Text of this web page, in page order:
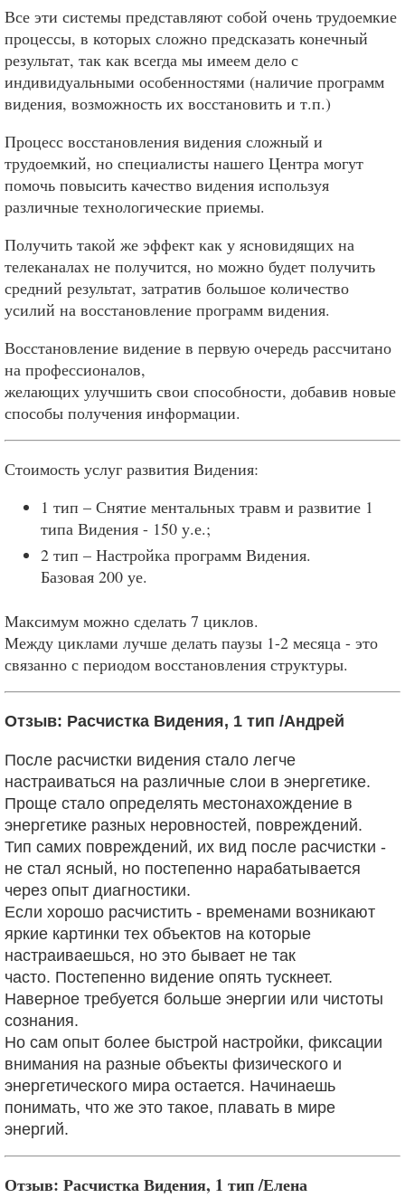
Все эти системы представляют собой очень трудоемкие
процессы, в которых сложно предсказать конечный
результат, так как всегда мы имеем дело с
индивидуальными особенностями (наличие программ
видения, возможность их восстановить и т.п.)
Процесс восстановления видения сложный и
трудоемкий, но специалисты нашего Центра могут
помочь повысить качество видения используя
различные технологические приемы.
Получить такой же эффект как у ясновидящих на
телеканалах не получится, но можно будет получить
средний результат, затратив большое количество
усилий на восстановление программ видения.
Восстановление видение в первую очередь рассчитано
на профессионалов,
желающих улучшить свои способности, добавив новые
способы получения информации.
Стоимость услуг развития Видения:
1 тип – Снятие ментальных травм и развитие 1
типа Видения - 150 у.е.;
2 тип – Настройка программ Видения.
Базовая 200 уе.
Максимум можно сделать 7 циклов.
Между циклами лучше делать паузы 1-2 месяца - это
связанно с периодом восстановления структуры.
Отзыв: Расчистка Видения, 1 тип /Андрей
После расчистки видения стало легче
настраиваться на различные слои в энергетике.
Проще стало определять местонахождение в
энергетике разных неровностей, повреждений.
Тип самих повреждений, их вид после расчистки -
не стал ясный, но постепенно нарабатывается
через опыт диагностики.
Если хорошо расчистить - временами возникают
яркие картинки тех объектов на которые
настраиваешься, но это бывает не так
часто. Постепенно видение опять тускнеет.
Наверное требуется больше энергии или чистоты
сознания.
Но сам опыт более быстрой настройки, фиксации
внимания на разные объекты физического и
энергетического мира остается. Начинаешь
понимать, что же это такое, плавать в мире
энергий.
Отзыв: Расчистка Видения, 1 тип /Елена